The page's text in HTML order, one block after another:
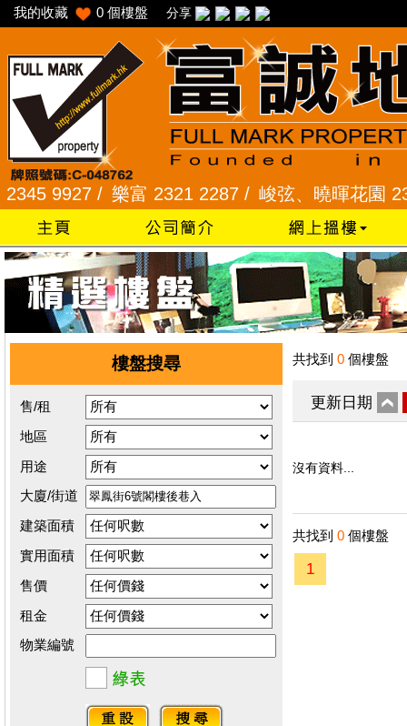
我的收藏 0 個樓盤 分享
9927 /樂富 2321 2287 / 峻弦、曉暉花園 2345
樓盤搜尋
售/租
地區
用途
大廈/街道
建築面積
實用面積
售價
租金
物業編號
共找到 0 個樓盤
更新日期
沒有資料...
共找到 0 個樓盤
1